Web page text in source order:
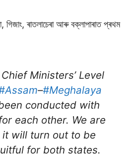
গিজাং, ৰাতলাচেৰা আৰু বক্লাপাৰাত প্ৰথম
Ministers’ Level
–#Meghalaya
conducted with
each other. We are
will turn out to be
for both states.